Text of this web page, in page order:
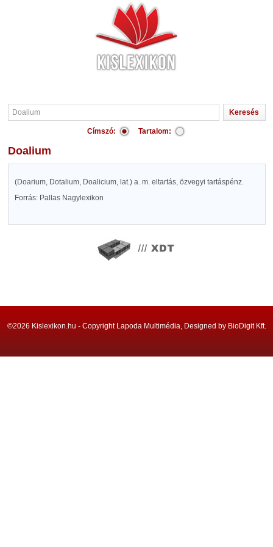
Címszó: Tartalom:
Doalium
(Doarium, Dotalium, Doalicium, lat.) a. m. eltartás, özvegyi tartáspénz.
Forrás: Pallas Nagylexikon
©2026 Kislexikon.hu - Copyright Lapoda Multimédia, Designed by BioDigit Kft.